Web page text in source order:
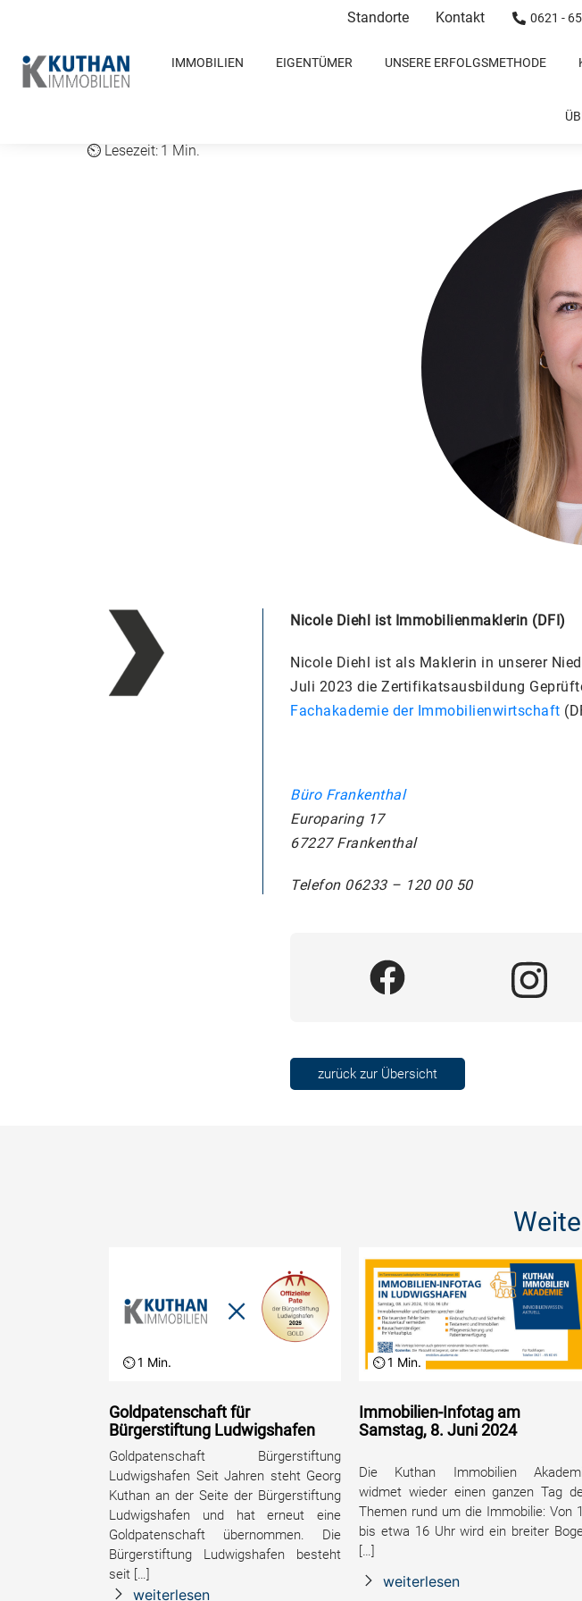
Standorte Kontakt 0621 -
IMMOBILIEN EIGENTÜMER UNSERE ERFOLGSMETHODE
1 Min.
Nicole Diehl ist Immobilienmaklerin (DFI)
Nicole Diehl ist als Maklerin in unserer
Juli 2023 die Zertifikatsausbildung
Fachakademie der Immobilienwirtschaft
Büro Frankenthal
Europaring 17
67227 Frankenthal
Telefon 06233 – 120 00 50
zurück zur Übersicht
1 Min.
Goldpatenschaft für
Bürgerstiftung Ludwigshafen
Goldpatenschaft Bürgerstiftung
Ludwigshafen Seit Jahren steht Georg
Kuthan an der Seite der Bürgerstiftung
Ludwigshafen und hat erneut eine
Goldpatenschaft übernommen. Die
Bürgerstiftung Ludwigshafen besteht
seit […]
weiterlesen
1 Min.
Immobilien-Infotag am
Samstag, 8. Juni 2024
Die Kuthan Immobilien
widmet wieder einen ganzen Tag
Themen rund um die Immobilie: Von
bis etwa 16 Uhr wird ein breiter
[…]
weiterlesen